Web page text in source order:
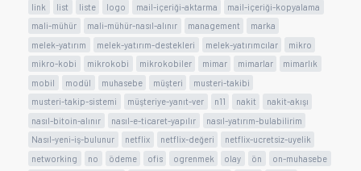
link
list liste logo mail-içeriği-aktarma
mail-içeriği-kopyalama
mali-mühür
mali-mühür-nasıl-alınır management
marka
melek-yatırım
melek-yatırım-destekleri melek-yatırımcılar
mikro
mikro-kobi
mikrokobi mikrokobiler mimar mimarlar
mimarlık
mobil
modül muhasebe müşteri
musteri-takibi
musteri-takip-sistemi
müşteriye-yanıt-ver n11 nakit
nakit-akışı
nasıl-bitoin-alınır
nasıl-e-ticaret-yapılır
nasıl-yatırım-bulabilirim
Nasıl-yeni-iş-bulunur
netflix netflix-değeri
netflix-ucretsiz-uyelik
networking
no ödeme ofis ogrenmek olay ön
on-muhasebe